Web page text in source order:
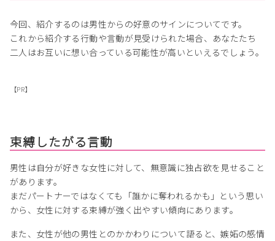
今回、紹介するのは男性からの好意のサインについてです。
これから紹介する行動や言動が見受けられた場合、あなたたち
二人はお互いに想い合っている可能性が高いといえるでしょう。
【PR】
束縛したがる言動
男性は自分が好きな女性に対して、無意識に独占欲を見せること
があります。
まだパートナーではなくても「誰かに奪われるかも」という思い
から、女性に対する束縛が強く出やすい傾向にあります。
また、女性が他の男性とのかかわりについて語ると、嫉妬の感情